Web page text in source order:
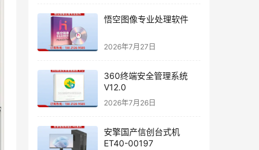
悟空图像专业处理软件
2026年7月27日
360终端安全管理系统
V12.0
2026年7月26日
安擎国产信创台式机
ET40-00197